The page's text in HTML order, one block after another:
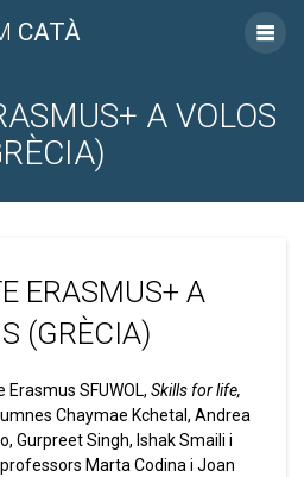
CATÀ
A VOLOS
ERASMUS+ A
(GRÈCIA)
SFUWOL, Skills for life,
Chaymae Kchetal, Andrea
Gurpreet Singh, Ishak Smaili i
Marta Codina i Joan